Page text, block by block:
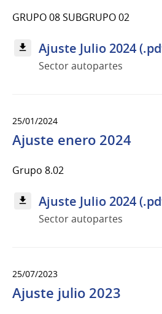
GRUPO 08 SUBGRUPO 02
Ajuste Julio 2024
Sector autopartes
25/01/2024
Ajuste enero 2024
Grupo 8.02
Ajuste Julio 2024
Sector autopartes
25/07/2023
Ajuste julio 2023